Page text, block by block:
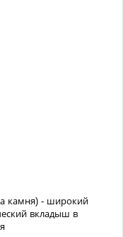
камня) - широкий
вкладыш в